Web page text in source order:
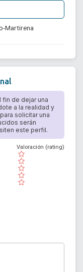
Martirena
de dejar una
a la realidad y
solicitar una
serán
este perfil.
( )
( )
( )
( )
( )
Valoración (rating)